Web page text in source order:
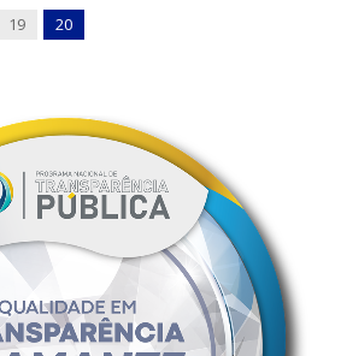
19 20